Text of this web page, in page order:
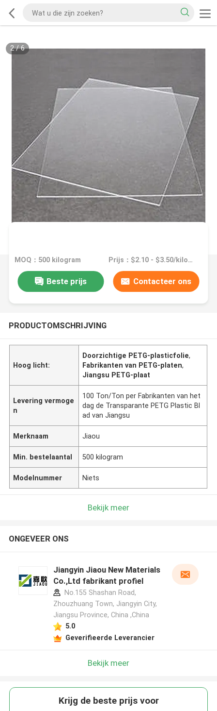
2/6
MOQ：500 kilogram Prijs：$2.10 - $3.50/kilograms
Beste prijs Contacteer ons
PRODUCTOMSCHRIJVING
Hoog licht:
Doorzichtige PETG-plasticfolie,
Fabrikanten van PETG-platen,
Jiangsu PETG-plaat
Levering vermoge
n
100 Ton/Ton per Fabrikanten van het
dag de Transparante PETG Plastic Bl
ad van Jiangsu
Merknaam Jiaou
Min. bestelaantal 500 kilogram
Modelnummer Niets
Bekijk meer
ONGEVEER ONS
Jiangyin Jiaou New Materials
Co.,Ltd fabrikant profiel
No.155 Shashan Road,
Zhouzhuang Town, Jiangyin City,
Jiangsu Province, China ,China
5.0
Geverifieerde Leverancier
Bekijk meer
Krijg de beste prijs voor